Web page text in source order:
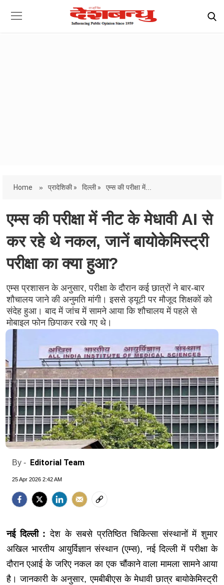
Home » प्रादेशिकी » दिल्ली » एम्स की परीक्षा में...
एम्स की परीक्षा में नीट के मेधावी AI से
कर रहे थे नकल, जानें बायोकेमिस्ट्री
परीक्षा का क्‍या हुआ?
एम्स प्रशासन के अनुसार, परीक्षा के दौरान कई छात्रों ने बार-बार
शौचालय जाने की अनुमति मांगी। इससे ड्यूटी पर मौजूद शिक्षकों को
संदेह हुआ। बाद में जांच में सामने आया कि शौचालय में पहले से
मोबाइल फोन छिपाकर रखे गए थे।
By - Editorial Team
25 Apr 2026 2:42 AM
नई दिल्ली : देश के सबसे प्रतिष्ठित चिकित्सा संस्थानों में शुमार
अखिल भारतीय आयुर्विज्ञान संस्थान (एम्स), नई दिल्ली में परीक्षा के
दौरान एआई के जरिए नकल का एक चौंकाने वाला मामला सामने आया
है। जानकारी के अनुसार, एमबीबीएस के मेधावी छात्र बायोकेमिस्ट्री